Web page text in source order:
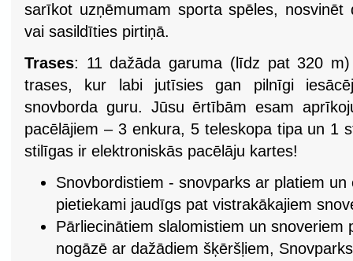
sarīkot uzņēmumam sporta spēles, nosvinēt
vai sasildīties pirtiņā.
Trases: 11 dažāda garuma (līdz pat 320
trases, kur labi jutīsies gan pilnīgi
snovborda guru. Jūsu ērtībām esam
pacēlājiem – 3 enkura, 5 teleskopa tipa un 1
stilīgas ir elektroniskās pacēlāju kartes!
Snovbordistiem - snovparks ar platiem
pietiekami jaudīgs pat vistrakākajiem
Pārliecinātiem slalomistiem un snoveriem
nogāzē ar dažādiem šķēršļiem,